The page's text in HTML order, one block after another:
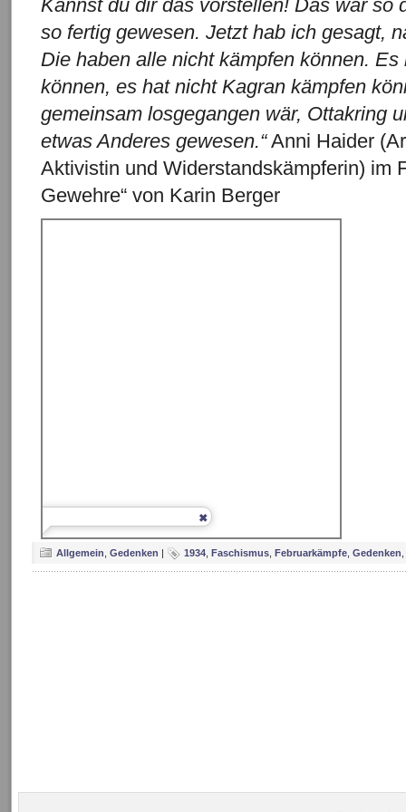
Kannst du dir das vorstellen! Das war so
so fertig gewesen. Jetzt hab ich gesagt,
Die haben alle nicht kämpfen können.
können, es hat nicht Kagran kämpfen
gemeinsam losgegangen wär, Ottakring
etwas Anderes gewesen.“Anni Haider
Aktivistin und Widerstandskämpferin) im
Gewehre“ von Karin Berger
Allgemein Gedenken | 1934 Faschismus Februarkämpfe Gedenken